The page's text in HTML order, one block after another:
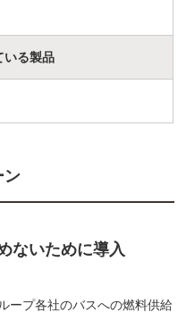
いる製品
ン
ないために導入
ープ各社のバスへの燃料供給